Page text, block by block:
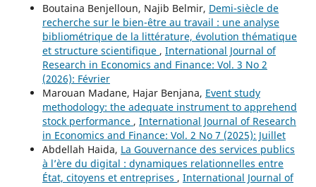
Boutaina Benjelloun, Najib Belmir, Demi-siècle de
recherche sur le bien-être au travail : une analyse
bibliométrique de la littérature, évolution thématique
et structure scientifique , International Journal of
Research in Economics and Finance: Vol. 3 No 2
(2026): Février
Marouan Madane, Hajar Benjana, Event study
methodology: the adequate instrument to apprehend
stock performance , International Journal of Research
in Economics and Finance: Vol. 2 No 7 (2025): Juillet
Abdellah Haida, La Gouvernance des services publics
à l’ère du digital : dynamiques relationnelles entre
État, citoyens et entreprises , International Journal of